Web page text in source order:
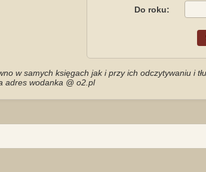
Do roku:
w samych księgach jak i przy ich odczytywaniu i
adres wodanka @ o2.pl